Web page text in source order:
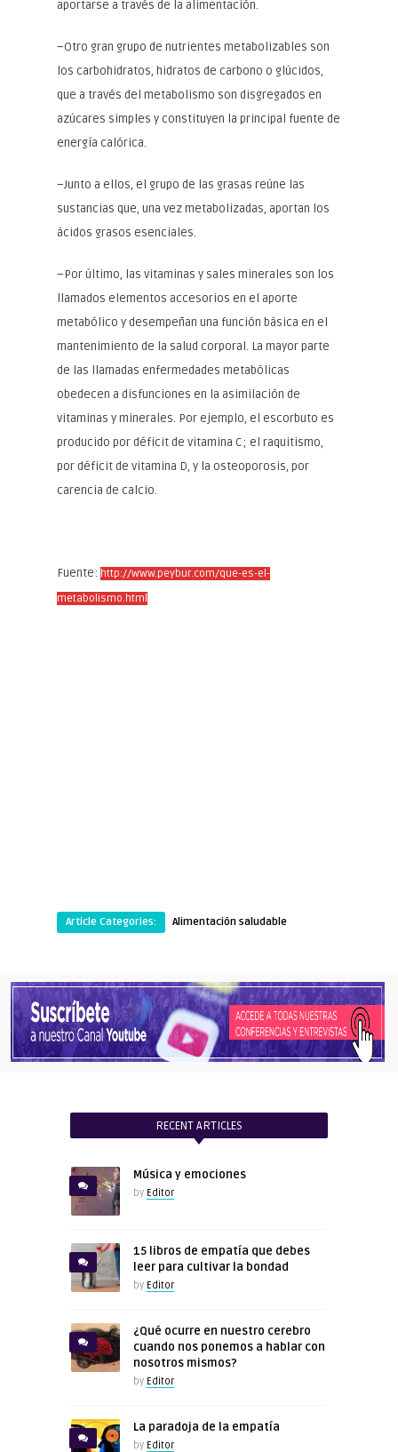
aportarse a través de la alimentación.
–Otro gran grupo de nutrientes metabolizables son
los carbohidratos, hidratos de carbono o glúcidos,
que a través del metabolismo son disgregados en
azúcares simples y constituyen la principal fuente de
energía calórica.
–Junto a ellos, el grupo de las grasas reúne las
sustancias que, una vez metabolizadas, aportan los
ácidos grasos esenciales.
–Por último, las vitaminas y sales minerales son los
llamados elementos accesorios en el aporte
metabólico y desempeñan una función básica en el
mantenimiento de la salud corporal. La mayor parte
de las llamadas enfermedades metabólicas
obedecen a disfunciones en la asimilación de
vitaminas y minerales. Por ejemplo, el escorbuto es
producido por déficit de vitamina C; el raquitismo,
por déficit de vitamina D, y la osteoporosis, por
carencia de calcio.
Fuente: http://www.peybur.com/que-es-el-
metabolismo.html
Article Categories: Alimentación saludable
RECENT ARTICLES
Música y emociones
by Editor
15 libros de empatía que debes
leer para cultivar la bondad
by Editor
¿Qué ocurre en nuestro cerebro
cuando nos ponemos a hablar con
nosotros mismos?
by Editor
La paradoja de la empatía
by Editor